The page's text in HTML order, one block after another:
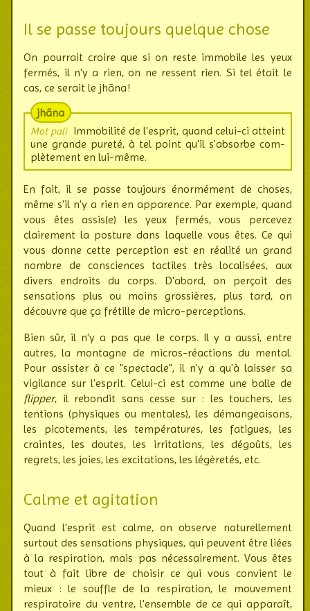
Il se passe toujours quelque chose
On pourrait croire que si on reste immobile les yeux
fermés, il n'y a rien, on ne ressent rien. Si tel était le
cas, ce serait le jhãna !
jhãna
Mot pali Immobilité de l'esprit, quand celui-ci atteint
une grande pureté, à tel point qu'il s'absorbe com­
plè­te­ment en lui-même.
En fait, il se passe toujours énormément de choses,
même s'il n'y a rien en appa­rence. Par exemple, quand
vous êtes assis(e) les yeux fermés, vous percevez
clairement la posture dans laquelle vous êtes. Ce qui
vous donne cette per­ception est en réalité un grand
nombre de cons­ciences tactiles très loca­lisées, aux
divers endroits du corps. D'abord, on perçoit des
sensa­tions plus ou moins gros­sières, plus tard, on
découvre que ça frétille de micro-percep­tions.
Bien sûr, il n'y a pas que le corps. Il y a aussi, entre
autres, la montagne de micros-réac­tions du mental.
Pour assister à ce "spec­tacle", il n'y a qu'à laisser sa
vigilance sur l'esprit. Celui-ci est comme une balle de
flipper, il rebon­dit sans cesse sur : les touchers, les
tentions (phy­siques ou men­tales), les déman­geai­sons,
les pico­te­ments, les tem­pé­ra­tures, les fatigues, les
craintes, les doutes, les irri­tations, les dégoûts, les
regrets, les joies, les exci­tations, les légè­retés, etc.
Calme et agitation
Quand l'esprit est calme, on observe natu­relle­ment
surtout des sensa­tions physiques, qui peuvent être liées
à la respi­ration, mais pas néces­saire­ment. Vous êtes
tout à fait libre de choisir ce qui vous convient le
mieux : le souffle de la respi­ration, le mou­vement
respi­ra­toire du ventre, l'en­semble de ce qui apparaît,